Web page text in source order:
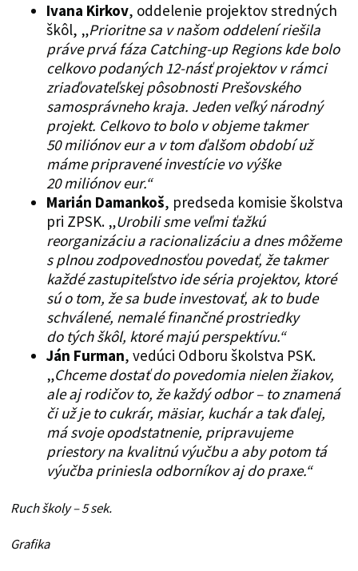
Ivana Kirkov, oddelenie projektov stredných
škôl, „Prioritne sa v našom oddelení riešila
práve prvá fáza Catching-up Regions kde bolo
celkovo podaných 12-násť projektov v rámci
zriaďovateľskej pôsobnosti Prešovského
samosprávneho kraja. Jeden veľký národný
projekt. Celkovo to bolo v objeme takmer
50 miliónov eur a v tom ďalšom období už
máme pripravené investície vo výške
20 miliónov eur.“
Marián Damankoš, predseda komisie školstva
pri ZPSK. „Urobili sme veľmi ťažkú
reorganizáciu a racionalizáciu a dnes môžeme
s plnou zodpovednosťou povedať, že takmer
každé zastupiteľstvo ide séria projektov, ktoré
sú o tom, že sa bude investovať, ak to bude
schválené, nemalé finančné prostriedky
do tých škôl, ktoré majú perspektívu.“
Ján Furman, vedúci Odboru školstva PSK.
„Chceme dostať do povedomia nielen žiakov,
ale aj rodičov to, že každý odbor – to znamená
či už je to cukrár, mäsiar, kuchár a tak ďalej,
má svoje opodstatnenie, pripravujeme
priestory na kvalitnú výučbu a aby potom tá
výučba priniesla odborníkov aj do praxe.“
Ruch školy – 5 sek.
Grafika